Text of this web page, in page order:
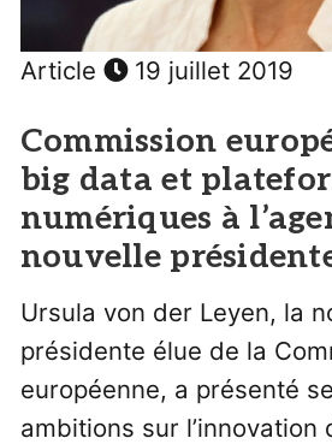
Article 19 juillet 2019
Commission
big data et
numériques à
nouvelle
Ursula von der Leyen, la
présidente élue de la
européenne, a présenté
ambitions sur l’innovation